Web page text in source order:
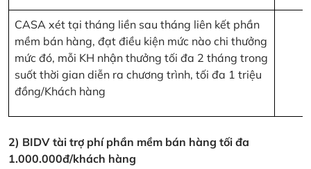
CASA xét tại tháng liền sau tháng liên kết phần
mềm bán hàng, đạt điều kiện mức nào chi thưởng
mức đó, mỗi KH nhận thưởng tối đa 2 tháng trong
suốt thời gian diễn ra chương trình, tối đa 1 triệu
đồng/Khách hàng
2) BIDV tài trợ phí phần mềm bán hàng tối đa
1.000.000đ/khách hàng